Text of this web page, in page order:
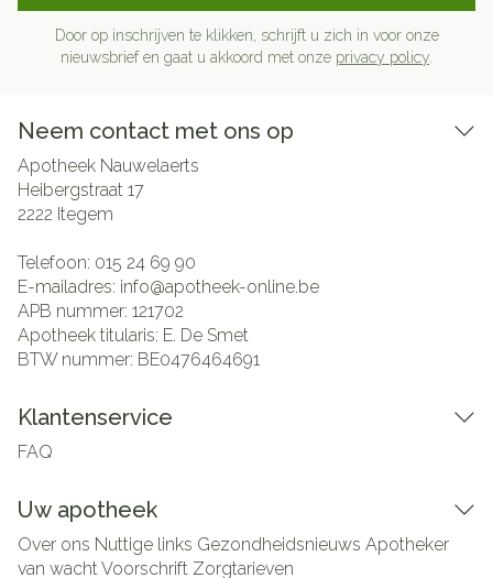
Door op inschrijven te klikken, schrijft u zich in voor onze
nieuwsbrief en gaat u akkoord met onze privacy policy
Neem contact met ons op
Apotheek Nauwelaerts
Heibergstraat 17
2222 Itegem
Telefoon: 015 24 69 90
E-mailadres: info@apotheek-online.be
APB nummer: 121702
Apotheek titularis: E. De Smet
BTW nummer: BE0476464691
Klantenservice
FAQ
Uw apotheek
Over ons Nuttige links Gezondheidsnieuws Apotheker
van wachtVoorschrift Zorgtarieven